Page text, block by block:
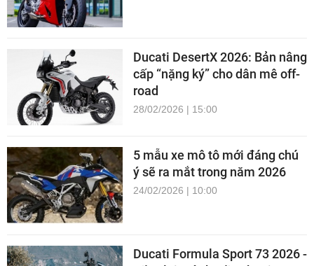
Ducati DesertX 2026: Bản nâng
cấp “nặng ký” cho dân mê off-
road
28/02/2026 | 15:00
5 mẫu xe mô tô mới đáng chú
ý sẽ ra mắt trong năm 2026
24/02/2026 | 10:00
Ducati Formula Sport 73 2026 -